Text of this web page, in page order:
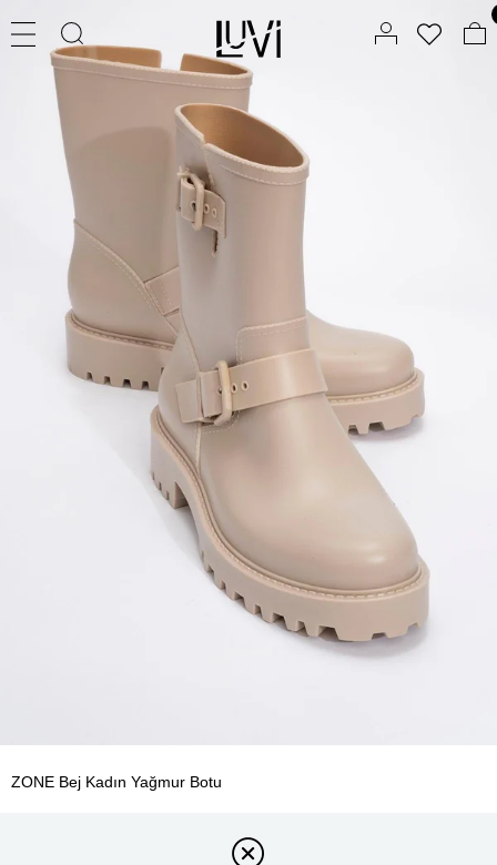
ZONE Bej Kadın Yağmur Botu